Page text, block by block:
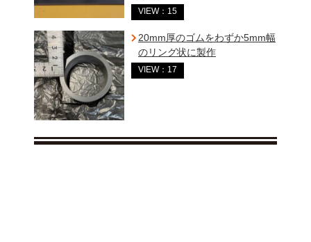
VIEW：15
20mm厚のゴムをわずか5mm幅
のリング状に製作
VIEW：17